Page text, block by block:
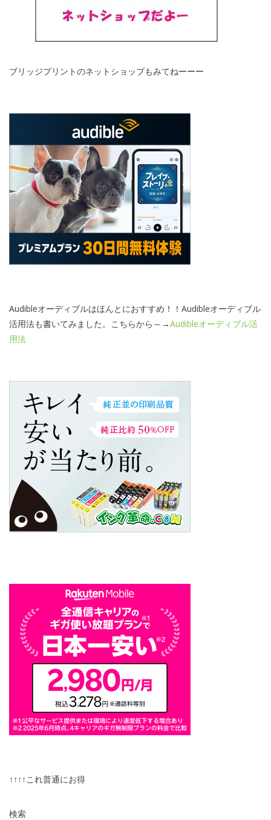
ブリッジプリントのネットショップもみてねーーー
Audibleオーディブルはほんとにおすすめ！！Audibleオーディブル
活用法も書いてみました。こちらから～→Audibleオーディブル活
用法
↑↑↑↑これ普通にお得
検索